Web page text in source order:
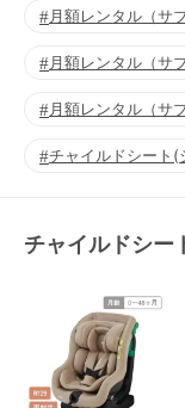
月額レンタル（サ
月額レンタル（サ
月額レンタル（サ
チャイルドシート(
チャイルドシー